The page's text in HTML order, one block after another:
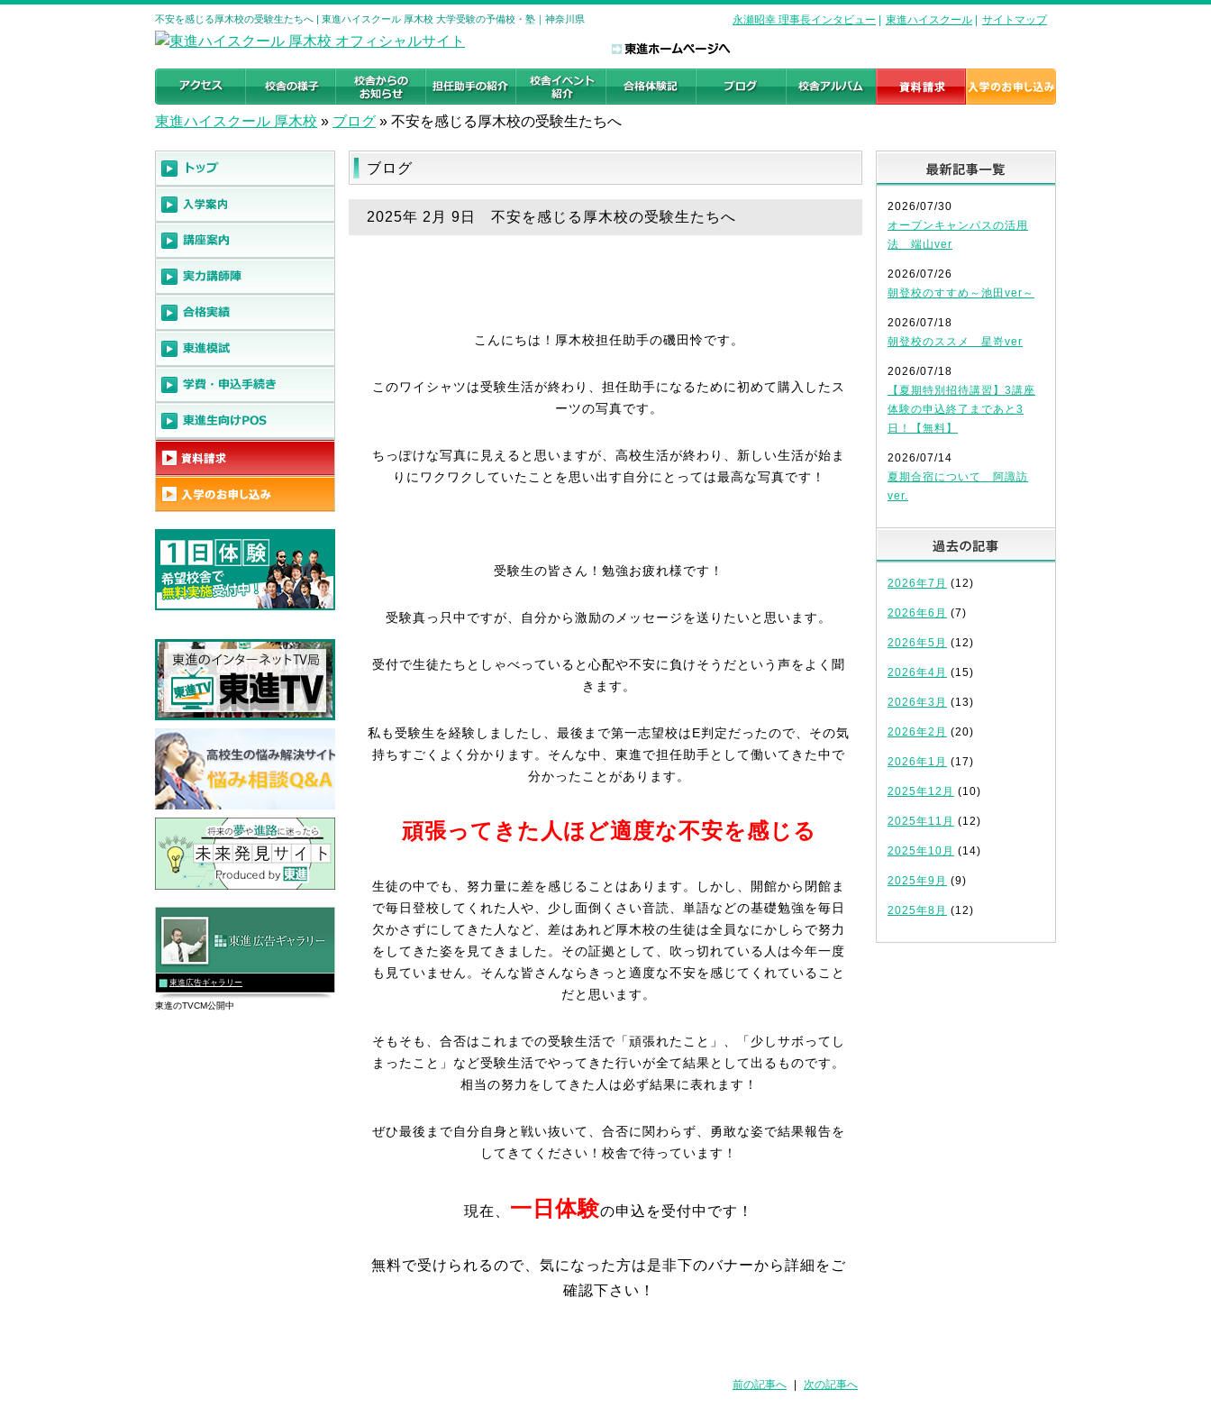
不安を感じる厚木校の受験生たちへ | 東進ハイスクール 厚木校 大学受験の予備校・塾｜神奈川県 永瀬昭幸 理事長インタビュー 東進ハイスクール サイトマップ
東進ハイスクール 厚木校 » ブログ » 不安を感じる厚木校の受験生たちへ
ブログ
2025年 2月 9日 不安を感じる厚木校の受験生たちへ
こんにちは！厚木校担任助手の磯田怜です。
このワイシャツは受験生活が終わり、担任助手になるために初めて購入したス
ーツの写真です。
ちっぽけな写真に見えると思いますが、高校生活が終わり、新しい生活が始ま
りにワクワクしていたことを思い出す自分にとっては最高な写真です！
受験生の皆さん！勉強お疲れ様です！
受験真っ只中ですが、自分から激励のメッセージを送りたいと思います。
受付で生徒たちとしゃべっていると心配や不安に負けそうだという声をよく聞
きます。
私も受験生を経験しましたし、最後まで第一志望校はE判定だったので、その気
持ちすごくよく分かります。そんな中、東進で担任助手として働いてきた中で
分かったことがあります。
頑張ってきた人ほど適度な不安を感じる
生徒の中でも、努力量に差を感じることはあります。しかし、開館から閉館ま
で毎日登校してくれた人や、少し面倒くさい音読、単語などの基礎勉強を毎日
欠かさずにしてきた人など、差はあれど厚木校の生徒は全員なにかしらで努力
をしてきた姿を見てきました。その証拠として、吹っ切れている人は今年一度
も見ていません。そんな皆さんならきっと適度な不安を感じてくれていること
だと思います。
そもそも、合否はこれまでの受験生活で「頑張れたこと」、「少しサボってし
まったこと」など受験生活でやってきた行いが全て結果として出るものです。
相当の努力をしてきた人は必ず結果に表れます！
ぜひ最後まで自分自身と戦い抜いて、合否に関わらず、勇敢な姿で結果報告を
してきてください！校舎で待っています！
現在、 一日体験の申込を受付中です！
無料で受けられるので、気になった方は是非下のバナーから詳細をご
確認下さい！
前の記事へ 次の記事へ
2026/07/30
オープンキャンパスの活用
法 端山ver
2026/07/26
朝登校のすすめ～池田ver～
2026/07/18
朝登校のススメ 星嵜ver
2026/07/18
【夏期特別招待講習】3講座
体験の申込終了まであと3
日！【無料】
2026/07/14
夏期合宿について 阿諏訪
ver.
2026年7月 (12)
2026年6月 (7)
2026年5月 (12)
2026年4月 (15)
2026年3月 (13)
2026年2月 (20)
2026年1月 (17)
2025年12月 (10)
2025年11月 (12)
2025年10月 (14)
2025年9月 (9)
2025年8月 (12)
東進広告ギャラリー
東進のTVCM公開中